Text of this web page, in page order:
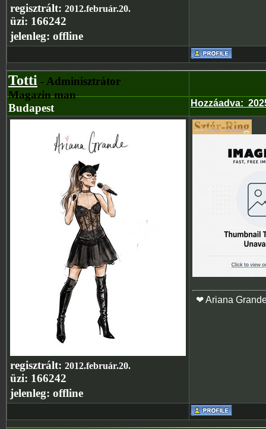
regisztrált: 2012.február.20.
üzi: 166242
jelenleg: offline
Totti- Adminisztrátor
Magazin man
Budapest
Hozzáadva:
regisztrált: 2012.február.20.
üzi: 166242
jelenleg: offline
❤ Ariana